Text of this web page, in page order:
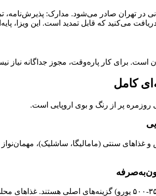
است. برای کار پاره‌وقت، مجوز جداگانه نیاز
کامل
پر از رنگ و بوی اروپایی است.
سنتی (مامالیگا، ساشلیک)،